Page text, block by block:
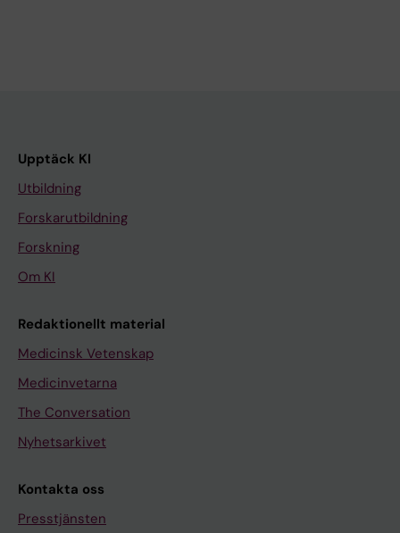
Upptäck KI
Utbildning
Forskarutbildning
Forskning
Om KI
Redaktionellt material
Medicinsk Vetenskap
Medicinvetarna
The Conversation
Nyhetsarkivet
Kontakta oss
Presstjänsten